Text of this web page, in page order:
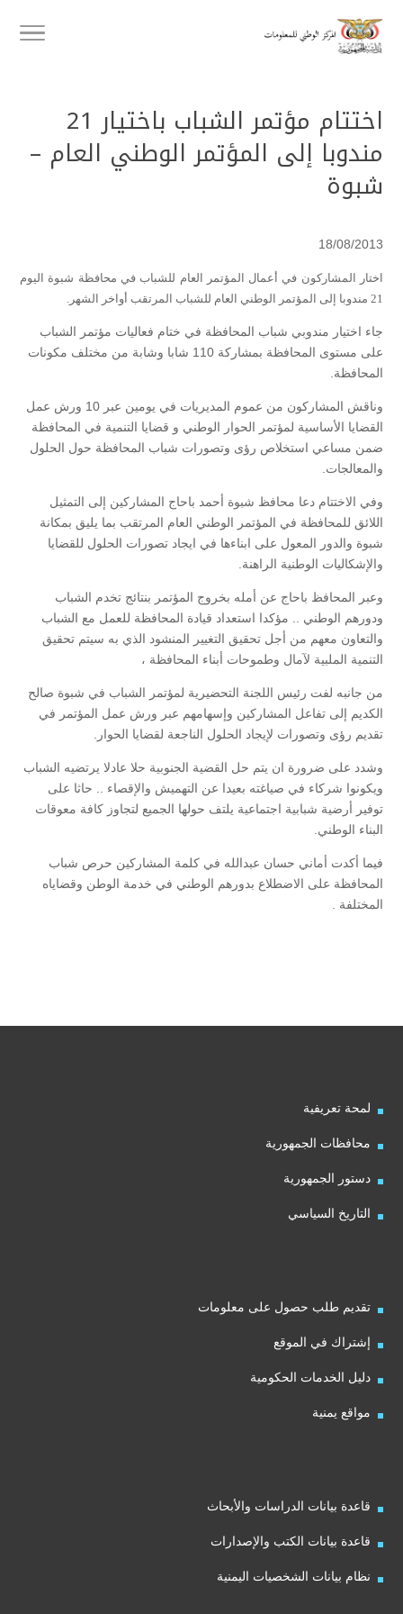
اختتام مؤتمر الشباب باختيار 21
مندوبا إلى المؤتمر الوطني العام –
شبوة
18/08/2013
اختار المشاركون في أعمال المؤتمر العام للشباب في محافظة شبوة اليوم
21 مندوبا إلى المؤتمر الوطني العام للشباب المرتقب أواخر الشهر.
جاء اختيار مندوبي شباب المحافظة في ختام فعاليات مؤتمر الشباب
على مستوى المحافظة بمشاركة 110 شابا وشابة من مختلف مكونات
المحافظة.
وناقش المشاركون من عموم المديريات في يومين عبر 10 ورش عمل
القضايا الأساسية لمؤتمر الحوار الوطني و قضايا التنمية في المحافظة
ضمن مساعي استخلاص رؤى وتصورات شباب المحافظة حول الحلول
والمعالجات.
وفي الاختتام دعا محافظ شبوة أحمد باحاج المشاركين إلى التمثيل
اللائق للمحافظة في المؤتمر الوطني العام المرتقب بما يليق بمكانة
شبوة والدور المعول على ابناءها في ايجاد تصورات الحلول للقضايا
والإشكاليات الوطنية الراهنة.
وعبر المحافظ باحاج عن أمله بخروج المؤتمر بنتائج تخدم الشباب
ودورهم الوطني .. مؤكدا استعداد قيادة المحافظة للعمل مع الشباب
والتعاون معهم من أجل تحقيق التغيير المنشود الذي به سيتم تحقيق
التنمية الملبية لآمال وطموحات أبناء المحافظة ،
من جانبه لفت رئيس اللجنة التحضيرية لمؤتمر الشباب في شبوة صالح
الكديم إلى تفاعل المشاركين وإسهامهم عبر ورش عمل المؤتمر في
تقديم رؤى وتصورات لإيجاد الحلول الناجعة لقضايا الحوار.
وشدد على ضرورة ان يتم حل القضية الجنوبية حلا عادلا يرتضيه الشباب
ويكونوا شركاء في صياغته بعيدا عن التهميش والإقصاء .. حاثا على
توفير أرضية شبابية اجتماعية يلتف حولها الجميع لتجاوز كافة معوقات
البناء الوطني.
فيما أكدت أماني حسان عبدالله في كلمة المشاركين حرص شباب
المحافظة على الاضطلاع بدورهم الوطني في خدمة الوطن وقضاياه
المختلفة .
لمحة تعريفية
محافظات الجمهورية
دستور الجمهورية
التاريخ السياسي
تقديم طلب حصول على معلومات
إشتراك في الموقع
دليل الخدمات الحكومية
مواقع يمنية
قاعدة بيانات الدراسات والأبحاث
قاعدة بيانات الكتب والإصدارات
نظام بيانات الشخصيات اليمنية